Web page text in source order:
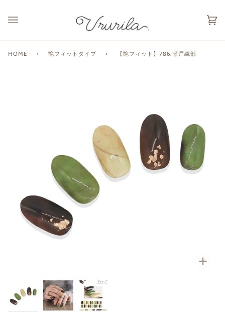
HOME › 艶フィットタイプ › 【艶フィット】786.瀬戸織部